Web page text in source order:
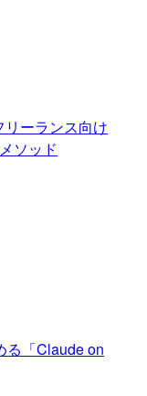
リーランス向け
ソッド
る「Claude on